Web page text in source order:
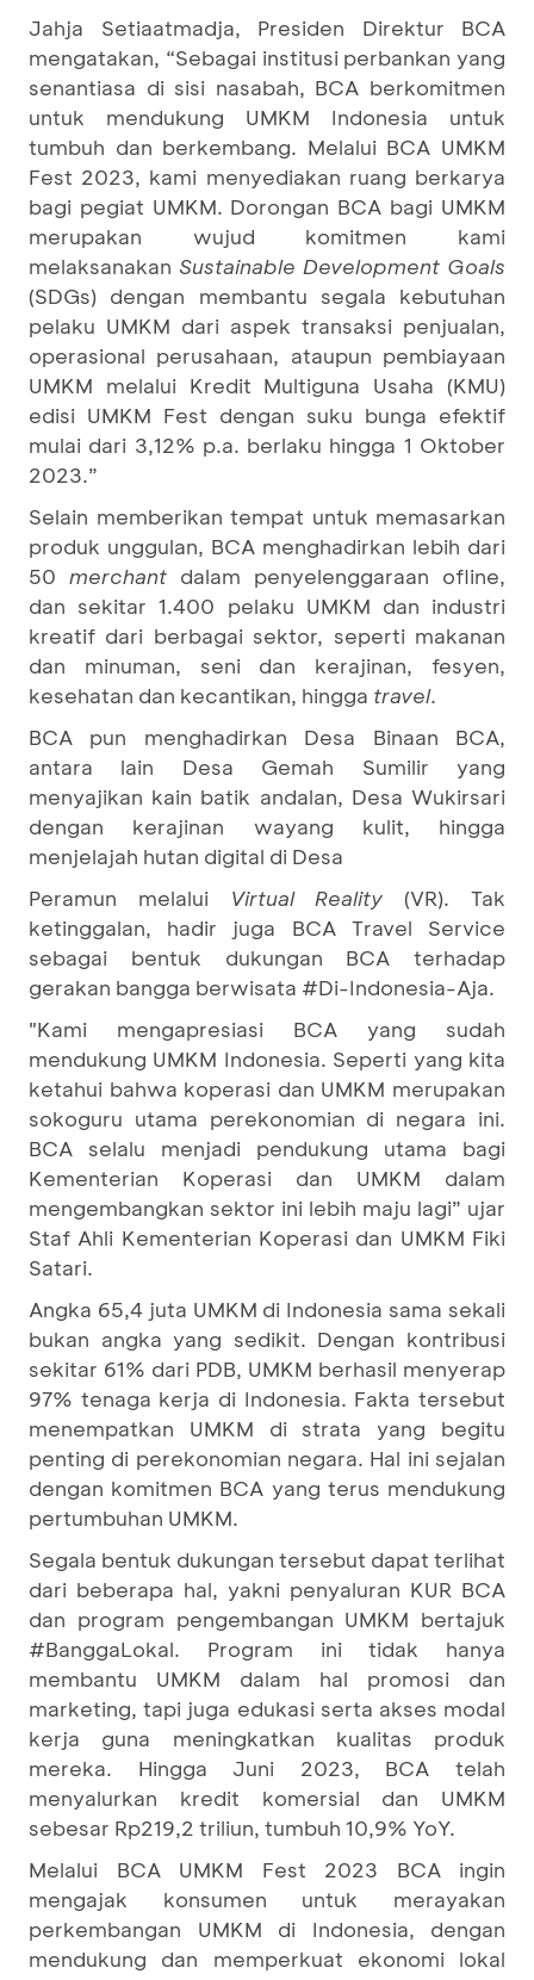
Jahja Setiaatmadja, Presiden Direktur BCA
mengatakan, “Sebagai institusi perbankan yang
senantiasa di sisi nasabah, BCA berkomitmen
untuk mendukung UMKM Indonesia untuk
tumbuh dan berkembang. Melalui BCA UMKM
Fest 2023, kami menyediakan ruang berkarya
bagi pegiat UMKM. Dorongan BCA bagi UMKM
merupakan wujud komitmen kami
melaksanakan Sustainable Development Goals
(SDGs) dengan membantu segala kebutuhan
pelaku UMKM dari aspek transaksi penjualan,
operasional perusahaan, ataupun pembiayaan
UMKM melalui Kredit Multiguna Usaha (KMU)
edisi UMKM Fest dengan suku bunga efektif
mulai dari 3,12% p.a. berlaku hingga 1 Oktober
2023.”
Selain memberikan tempat untuk memasarkan
produk unggulan, BCA menghadirkan lebih dari
50 merchant dalam penyelenggaraan ofline,
dan sekitar 1.400 pelaku UMKM dan industri
kreatif dari berbagai sektor, seperti makanan
dan minuman, seni dan kerajinan, fesyen,
kesehatan dan kecantikan, hingga travel.
BCA pun menghadirkan Desa Binaan BCA,
antara lain Desa Gemah Sumilir yang
menyajikan kain batik andalan, Desa Wukirsari
dengan kerajinan wayang kulit, hingga
menjelajah hutan digital di Desa
Peramun melalui
Virtual Reality(VR). Tak
ketinggalan, hadir juga BCA Travel Service
sebagai bentuk dukungan BCA terhadap
gerakan bangga berwisata #Di-Indonesia-Aja.
"Kami mengapresiasi BCA yang sudah
mendukung UMKM Indonesia. Seperti yang kita
ketahui bahwa koperasi dan UMKM merupakan
sokoguru utama perekonomian di negara ini.
BCA selalu menjadi pendukung utama bagi
Kementerian Koperasi dan UMKM dalam
mengembangkan sektor ini lebih maju lagi” ujar
Staf Ahli Kementerian Koperasi dan UMKM Fiki
Satari.
Angka 65,4 juta UMKM di Indonesia sama sekali
bukan angka yang sedikit. Dengan kontribusi
sekitar 61% dari PDB, UMKM berhasil menyerap
97% tenaga kerja di Indonesia. Fakta tersebut
menempatkan UMKM di strata yang begitu
penting di perekonomian negara. Hal ini sejalan
dengan komitmen BCA yang terus mendukung
pertumbuhan UMKM.
Segala bentuk dukungan tersebut dapat terlihat
dari beberapa hal, yakni penyaluran KUR BCA
dan program pengembangan UMKM bertajuk
#BanggaLokal. Program ini tidak hanya
membantu UMKM dalam hal promosi dan
marketing, tapi juga edukasi serta akses modal
kerja guna meningkatkan kualitas produk
mereka. Hingga Juni 2023, BCA telah
menyalurkan kredit komersial dan UMKM
sebesar Rp219,2 triliun, tumbuh 10,9% YoY.
Melalui BCA UMKM Fest 2023 BCA ingin
mengajak konsumen untuk merayakan
perkembangan UMKM di Indonesia, dengan
mendukung dan memperkuat ekonomi lokal